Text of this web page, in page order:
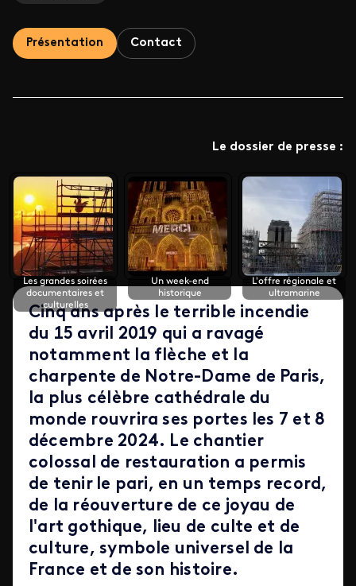
Présentation Contact
Le dossier de presse :
Les grandes soirées
documentaires et
culturelles
Un week-end
historique
L'offre régionale et
ultramarine
Cinq ans après le terrible incendie
du 15 avril 2019 qui a ravagé
notamment la flèche et la
charpente de Notre-Dame de Paris,
la plus célèbre cathédrale du
monde rouvrira ses portes les 7 et 8
décembre 2024. Le chantier
colossal de restauration a permis
de tenir le pari, en un temps record,
de la réouverture de ce joyau de
l'art gothique, lieu de culte et de
culture, symbole universel de la
France et de son histoire.